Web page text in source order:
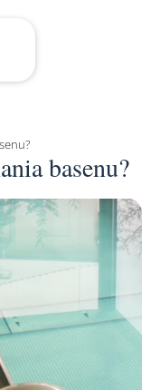
basenu?